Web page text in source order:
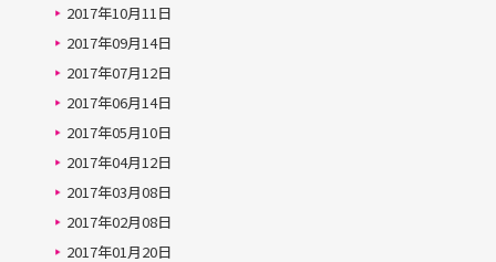
2017年10月11日
2017年09月14日
2017年07月12日
2017年06月14日
2017年05月10日
2017年04月12日
2017年03月08日
2017年02月08日
2017年01月20日